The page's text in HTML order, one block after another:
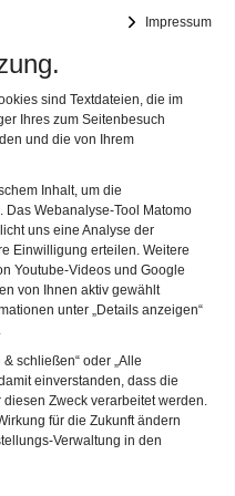
Impressum
sind Textdateien, die im
Ihres zum Seitenbesuch
und die von Ihrem
Inhalt, um die
Webanalyse-Tool Matomo
uns eine Analyse der
Einwilligung erteilen. Weitere
Youtube-Videos und Google
von Ihnen aktiv gewählt
unter „Details anzeigen“
.
schließen“ oder „Alle
einverstanden, dass die
Zweck verarbeitet werden.
für die Zukunft ändern
Verwaltung in den